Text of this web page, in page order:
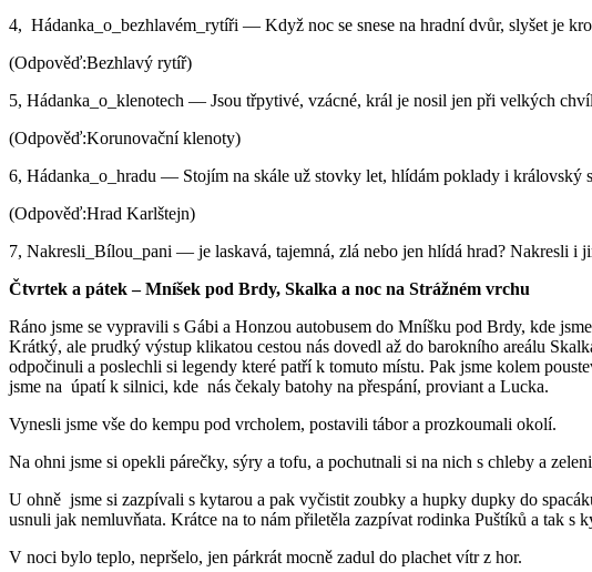
4, Hádanka_o_bezhlavém_rytíři — Když noc se snese na hradní dvůr, slyšet je
(Odpověď:Bezhlavý rytíř)
5, Hádanka_o_klenotech — Jsou třpytivé, vzácné, král je nosil jen při velkých
(Odpověď:Korunovační klenoty)
6, Hádanka_o_hradu — Stojím na skále už stovky let, hlídám poklady i královský
(Odpověď:Hrad Karlštejn)
7, Nakresli_Bílou_pani — je laskavá, tajemná, zlá nebo jen hlídá hrad? Nakresli i
Čtvrtek a pátek – Mníšek pod Brdy, Skalka a noc na Strážném vrchu
Ráno jsme se vypravili s Gábi a Honzou autobusem do Mníšku pod Brdy, kde
Krátký, ale prudký výstup klikatou cestou nás dovedl až do barokního areálu
odpočinuli a poslechli si legendy které patří k tomuto místu. Pak jsme kolem
jsme na úpatí k silnici, kde nás čekaly batohy na přespání, proviant a Lucka.
Vynesli jsme vše do kempu pod vrcholem, postavili tábor a prozkoumali okolí.
Na ohni jsme si opekli párečky, sýry a tofu, a pochutnali si na nich s chleby a
U ohně jsme si zazpívali s kytarou a pak vyčistit zoubky a hupky dupky do
usnuli jak nemluvňata. Krátce na to nám přiletěla zazpívat rodinka Puštíků a tak s
V noci bylo teplo, nepršelo, jen párkrát mocně zadul do plachet vítr z hor.